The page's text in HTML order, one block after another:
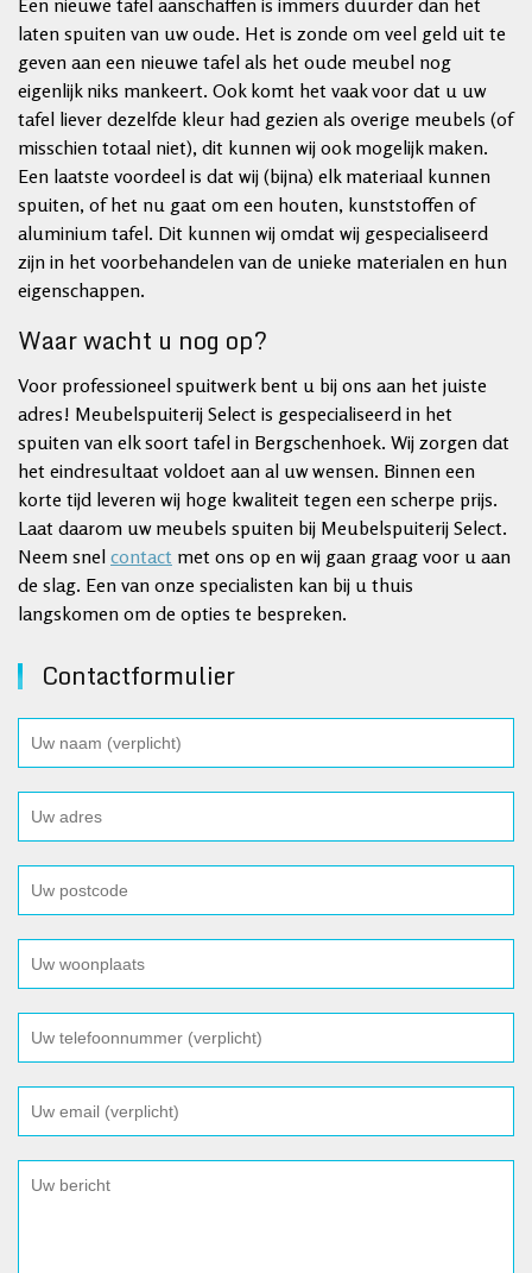
Een nieuwe tafel aanschaffen is immers duurder dan het
laten spuiten van uw oude. Het is zonde om veel geld uit te
geven aan een nieuwe tafel als het oude meubel nog
eigenlijk niks mankeert. Ook komt het vaak voor dat u uw
tafel liever dezelfde kleur had gezien als overige meubels (of
misschien totaal niet), dit kunnen wij ook mogelijk maken.
Een laatste voordeel is dat wij (bijna) elk materiaal kunnen
spuiten, of het nu gaat om een houten, kunststoffen of
aluminium tafel. Dit kunnen wij omdat wij gespecialiseerd
zijn in het voorbehandelen van de unieke materialen en hun
eigenschappen.
Waar wacht u nog op?
Voor professioneel spuitwerk bent u bij ons aan het juiste
adres! Meubelspuiterij Select is gespecialiseerd in het
spuiten van elk soort tafel in Bergschenhoek. Wij zorgen dat
het eindresultaat voldoet aan al uw wensen. Binnen een
korte tijd leveren wij hoge kwaliteit tegen een scherpe prijs.
Laat daarom uw meubels spuiten bij Meubelspuiterij Select.
Neem snel contact met ons op en wij gaan graag voor u aan
de slag. Een van onze specialisten kan bij u thuis
langskomen om de opties te bespreken.
Contactformulier